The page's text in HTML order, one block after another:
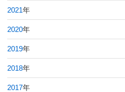
2021年
2020年
2019年
2018年
2017年